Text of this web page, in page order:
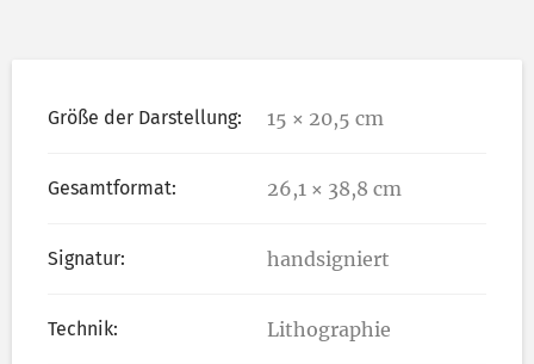
Größe der Darstellung: 15 × 20,5 cm
Gesamtformat: 26,1 × 38,8 cm
Signatur: handsigniert
Technik: Lithographie